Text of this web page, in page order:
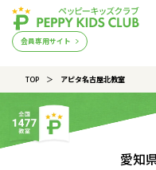
会員専用サイト
TOP アピタ名古屋北教室
愛知